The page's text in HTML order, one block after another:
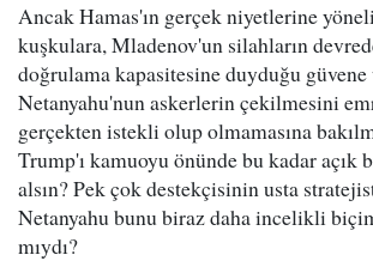
Ancak Hamas'ın gerçek niyetlerine
kuşkulara, Mladenov'un silahların
doğrulama kapasitesine duyduğu güvene
Netanyahu'nun askerlerin çekilmesini
gerçekten istekli olup olmamasına
Trump'ı kamuoyu önünde bu kadar açık
alsın? Pek çok destekçisinin usta
Netanyahu bunu biraz daha incelikli
mıydı?